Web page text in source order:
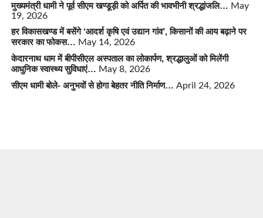
मुख्यमंत्री धामी ने पूर्व सीएम खण्डूड़ी को अर्पित की भावभीनी श्रद्धांजलि… May
19, 2026
हर विकासखण्ड में बसेंगे ‘आदर्श कृषि एवं उद्यान गांव’, किसानों की आय बढ़ाने पर
सरकार का फोकस… May 14, 2026
केदारनाथ धाम में बीपीसीएल अस्पताल का लोकार्पण, श्रद्धालुओं को मिलेंगी
आधुनिक स्वास्थ्य सुविधाएं… May 8, 2026
सीएम धामी बोले- अनुभवों से होगा बेहतर नीति निर्माण… April 24, 2026